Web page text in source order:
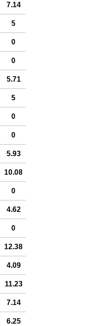
7.14
5
0
0
5.71
5
0
0
5.93
10.08
0
4.62
0
12.38
4.09
11.23
7.14
6.25